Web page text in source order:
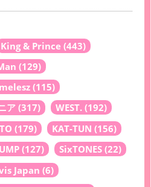
King & Prince (443)
(129)
(115)
ア (317) WEST. (192)
(179) KAT-TUN (156)
(127) SixTONES (22)
Japan (6)